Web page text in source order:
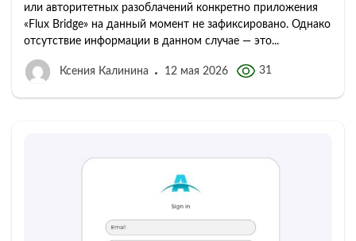
или авторитетных разоблачений конкретно приложения
«Flux Bridge» на данный момент не зафиксировано. Однако
отсутствие информации в данном случае — это...
Ксения Калинина 12 мая 2026 31